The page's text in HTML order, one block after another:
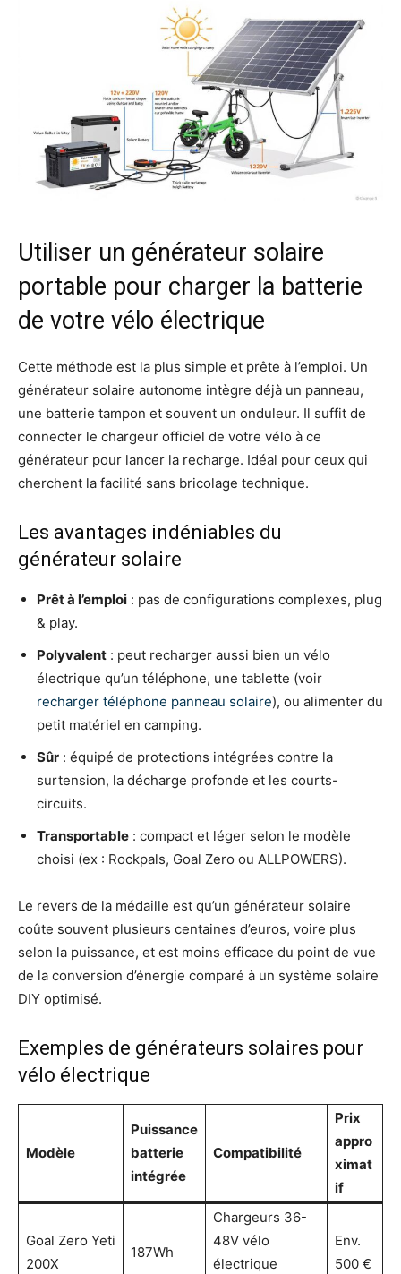
Utiliser un générateur solaire
portable pour charger la batterie
de votre vélo électrique
Cette méthode est la plus simple et prête à l’emploi. Un
générateur solaire autonome intègre déjà un panneau,
une batterie tampon et souvent un onduleur. Il suffit de
connecter le chargeur officiel de votre vélo à ce
générateur pour lancer la recharge. Idéal pour ceux qui
cherchent la facilité sans bricolage technique.
Les avantages indéniables du
générateur solaire
Prêt à l’emploi : pas de configurations complexes, plug
& play.
Polyvalent : peut recharger aussi bien un vélo
électrique qu’un téléphone, une tablette (voir
recharger téléphone panneau solaire), ou alimenter du
petit matériel en camping.
Sûr : équipé de protections intégrées contre la
surtension, la décharge profonde et les courts-
circuits.
Transportable : compact et léger selon le modèle
choisi (ex : Rockpals, Goal Zero ou ALLPOWERS).
Le revers de la médaille est qu’un générateur solaire
coûte souvent plusieurs centaines d’euros, voire plus
selon la puissance, et est moins efficace du point de vue
de la conversion d’énergie comparé à un système solaire
DIY optimisé.
Exemples de générateurs solaires pour
vélo électrique
Modèle
Puissance
batterie
intégrée
Compatibilité
Prix
appro
ximat
if
Goal Zero Yeti
200X
187Wh
Chargeurs 36-
48V vélo
électrique
Env.
500 €